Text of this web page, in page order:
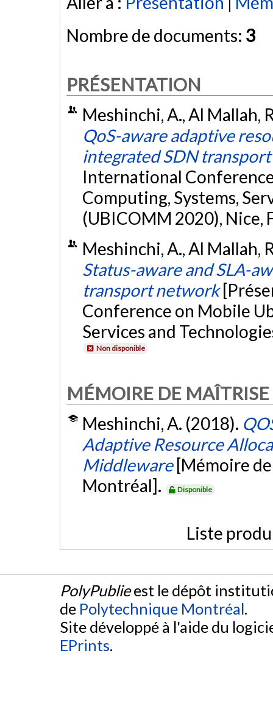
Nombre de documents: 3
PRÉSENTATION
Meshinchi, A., Al Mallah,
QoS-aware adaptive
integrated SDN
International
Computing, Systems,
(UBICOMM 2020), Nice,
Meshinchi, A., Al Mallah,
Status-aware and SLA-
transport network
Conference on Mobile
Services and
Non disponible
MÉMOIRE DE MAÎTRISE
Meshinchi, A. (2018).
Adaptive Resource
Middleware [Mémoire
Montréal].
Disponible
Liste
PolyPublieest le dépôt
de Polytechnique Montréal.
Site développé à l'aide du
EPrints.